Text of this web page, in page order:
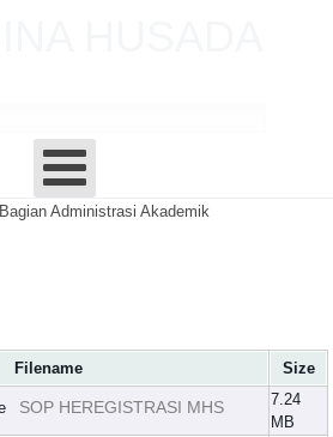
Bagian Administrasi Akademik
Filename Size
SOP HEREGISTRASI MHS
7.24
MB